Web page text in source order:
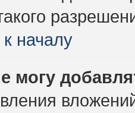
началу
могу